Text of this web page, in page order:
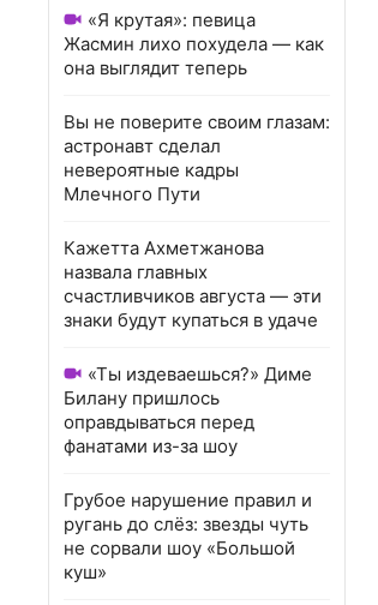
«Я крутая»: певица
Жасмин лихо похудела — как
она выглядит теперь
Вы не поверите своим глазам:
астронавт сделал
невероятные кадры
Млечного Пути
Кажетта Ахметжанова
назвала главных
счастливчиков августа — эти
знаки будут купаться в удаче
«Ты издеваешься?» Диме
Билану пришлось
оправдываться перед
фанатами из-за шоу
Грубое нарушение правил и
ругань до слёз: звезды чуть
не сорвали шоу «Большой
куш»